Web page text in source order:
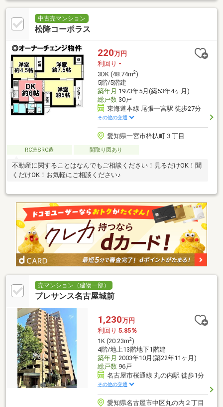
中古売マンション
松降コーポラス
220万円
利回り -
3DK (48.74m2)
5階/5階建
築年月 1973年5月(築53年4ヶ月)
総戸数30戸
東海道本線 尾張一宮駅 徒歩27分
その他の交通
愛知県一宮市枠杁町３丁目
RC造SRC造 間取り図あり
不動産に関することはなんでもご相談ください！見るだけOK！聞
くだけOK！お気軽にご相談ください♪
売マンション（建物一部）
プレサンス名古屋城前
1,230万円
利回り 5.85％
1K (20.23m2)
4階/地上13階地下1階建
築年月 2003年10月(築22年11ヶ月)
総戸数96戸
名古屋市桜通線 丸の内駅 徒歩1分
その他の交通
愛知県名古屋市中区丸の内２丁目